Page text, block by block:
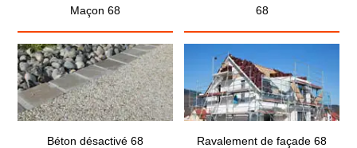
Maçon 68
68
Béton désactivé 68 Ravalement de façade 68